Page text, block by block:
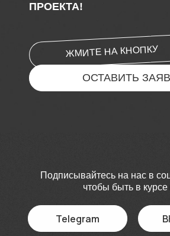
ПРОЕКТА!
ОСТАВИТЬ
ЖМИТЕ НА КНОПКУ
Подписывайтесь на нас в
чтобы быть в
Telegram